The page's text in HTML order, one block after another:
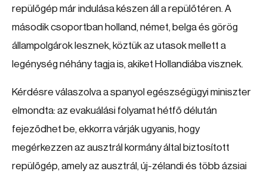
repülőgép már indulása készen áll a repülőtéren. A
második csoportban holland, német, belga és görög
állampolgárok lesznek, köztük az utasok mellett a
legénység néhány tagja is, akiket Hollandiába visznek.
Kérdésre válaszolva a spanyol egészségügyi miniszter
elmondta: az evakuálási folyamat hétfő délután
fejeződhet be, ekkorra várják ugyanis, hogy
megérkezzen az ausztrál kormány által biztosított
repülőgép, amely az ausztrál, új-zélandi és több ázsiai